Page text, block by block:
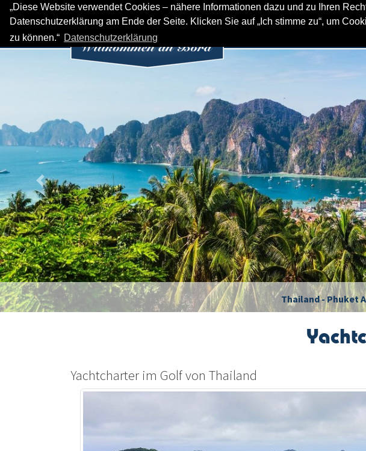
„Diese Website verwendet Cookies – nähere Informationen dazu und zu Ihren
Datenschutzerklärung am Ende der Seite. Klicken Sie auf „Ich stimme zu“, um
zu können.“ Datenschutzerklärung
HOME YACHTCHARTER
Thailand - Phuket
Previous